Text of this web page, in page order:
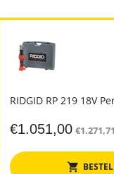
RIDGID RP 219 18V
€1.051,00 €1.271,71
BESTEL